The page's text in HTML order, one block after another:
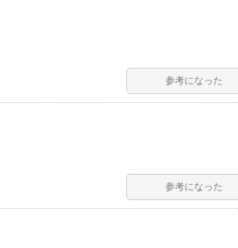
参考になった
参考になった